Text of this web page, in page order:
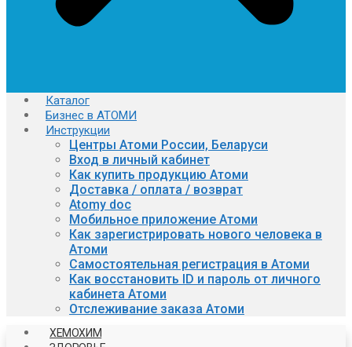
Каталог
Бизнес в АТОМИ
Инструкции
Центры Атоми России, Беларуси
Вход в личный кабинет
Как купить продукцию Атоми
Доставка / оплата / возврат
Atomy doc
Мобильное приложение Атоми
Как зарегистрировать нового человека в
Атоми
Самостоятельная регистрация в Атоми
Как восстановить ID и пароль от личного
кабинета Атоми
Отслеживание заказа Атоми
ХЕМОХИМ